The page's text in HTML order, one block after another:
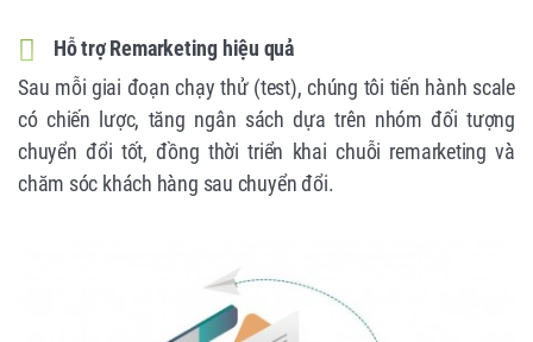
Hỗ trợ Remarketing hiệu quả
Sau mỗi giai đoạn chạy thử (test), chúng tôi tiến hành scale
có chiến lược, tăng ngân sách dựa trên nhóm đối tượng
chuyển đổi tốt, đồng thời triển khai chuỗi remarketing và
chăm sóc khách hàng sau chuyển đổi.